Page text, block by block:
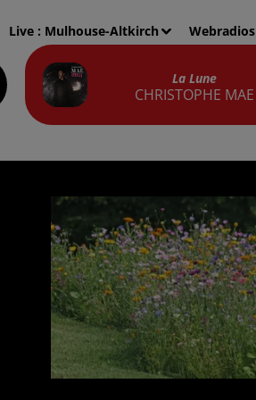
Live : Mulhouse-Altkirch Webradios
La Lune
CHRISTOPHE MAE